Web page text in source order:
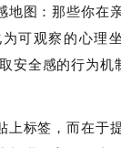
地图：那些你在
可观察的心理
安全感的行为
上标签，而在于